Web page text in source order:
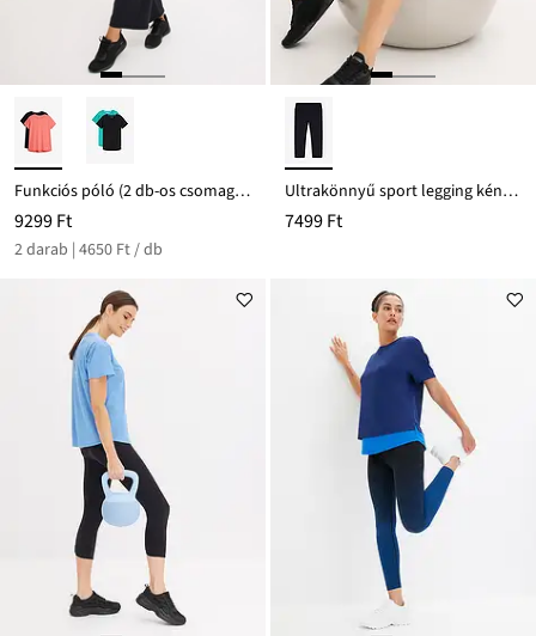
Funkciós póló (2 db-os csomag), gyorsan szárad
9299 Ft
2 darab | 4650 Ft / db
Ultrakönnyű sport legging kényelmes derékpánttal
7499 Ft